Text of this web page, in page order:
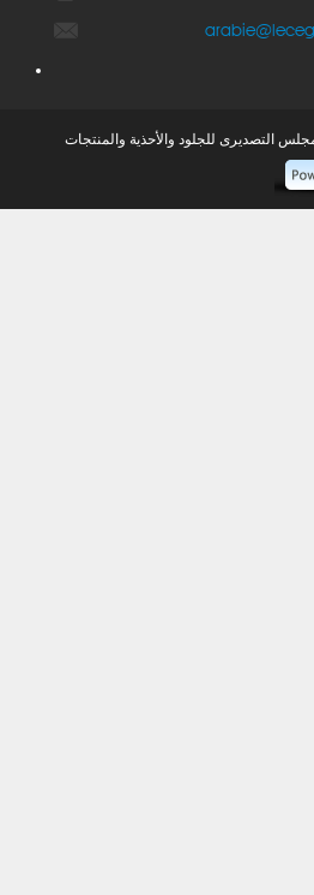
التصديرى للجلود والأحذية والمنتجات